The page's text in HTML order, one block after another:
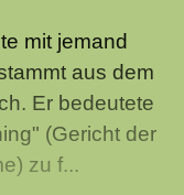
mit jemand
aus dem
Er bedeutete
(Gericht der
zu f...